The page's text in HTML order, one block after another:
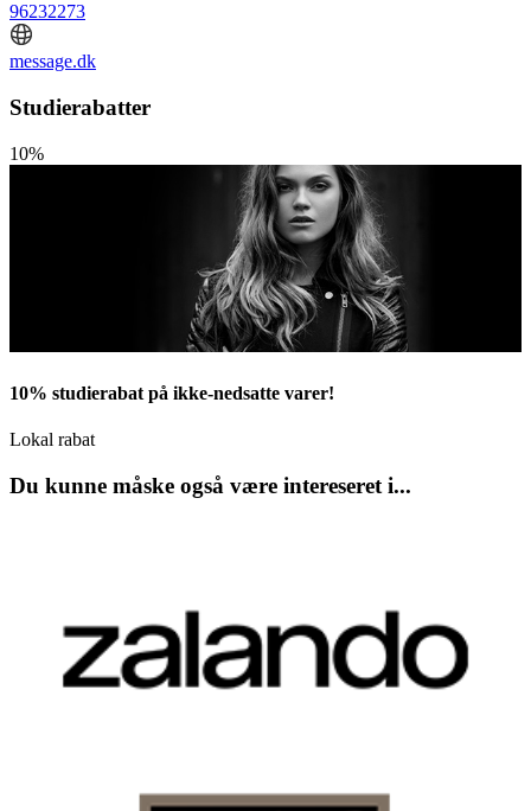
96232273
message.dk
Studierabatter
10%
10% studierabat på ikke-nedsatte varer!
Lokal rabat
Du kunne måske også være intereseret i...